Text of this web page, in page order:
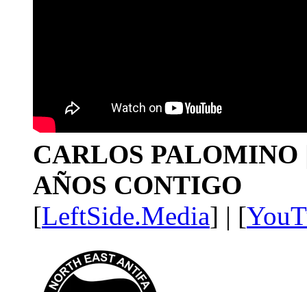
CARLOS PALOMINO
AÑOS CONTIGO
[LeftSide.Media] | [